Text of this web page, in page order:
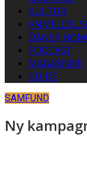
KULTUR
DANSK
PODCAST
MAGASINER
GUIDE
SAMFUND
Ny